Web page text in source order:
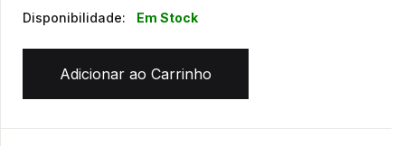
Disponibilidade:
Em Stock
Adicionar ao Carrinho